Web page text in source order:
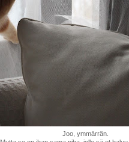
Joo, ymmärrän.